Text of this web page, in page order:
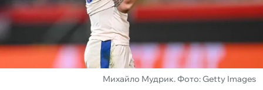
ІНШІ
БУКМЕКЕРИ
Михайло Мудрик. Фото: Getty Images